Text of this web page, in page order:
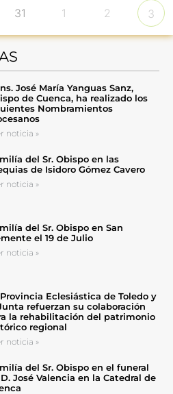
31 1 2 3
José María Yanguas Sanz,
de Cuenca, ha realizado los
Nombramientos
noticia »
del Sr. Obispo en las
de Isidoro Gómez Cavero
noticia »
del Sr. Obispo en San
el 19 de Julio
noticia »
Eclesiástica de Toledo y
refuerzan su colaboración
la rehabilitación del patrimonio
regional
noticia »
del Sr. Obispo en el funeral
José Valencia en la Catedral de